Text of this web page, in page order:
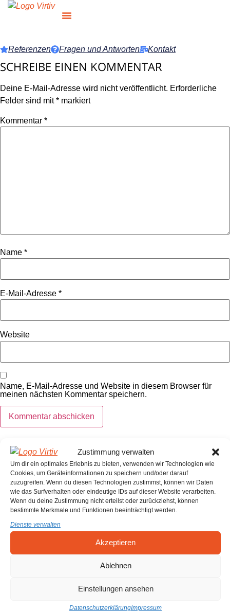
Zustimmung verwalten
Um dir ein optimales Erlebnis zu bieten, verwenden wir Technologien wie
Cookies, um Geräteinformationen zu speichern und/oder darauf
zuzugreifen. Wenn du diesen Technologien zustimmst, können wir Daten
wie das Surfverhalten oder eindeutige IDs auf dieser Website verarbeiten.
Wenn du deine Zustimmung nicht erteilst oder zurückziehst, können
bestimmte Merkmale und Funktionen beeinträchtigt werden.
Dienste verwalten
Akzeptieren
Ablehnen
Einstellungen ansehen
DatenschutzerklärungImpressum
Referenzen Fragen und Antworten Kontakt
SCHREIBE EINEN KOMMENTAR
Deine E-Mail-Adresse wird nicht veröffentlicht. Erforderliche
Felder sind mit* markiert
Kommentar *
Name *
E-Mail-Adresse *
Website
Name, E-Mail-Adresse und Website in diesem Browser für
meinen nächsten Kommentar speichern.